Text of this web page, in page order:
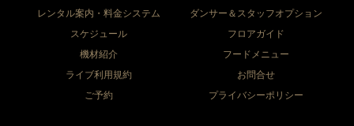
レンタル案内・料金システム
ダンサー＆スタッフオプション
スケジュール
フロアガイド
機材紹介
フードメニュー
ライブ利用規約
お問合せ
ご予約
プライバシーポリシー